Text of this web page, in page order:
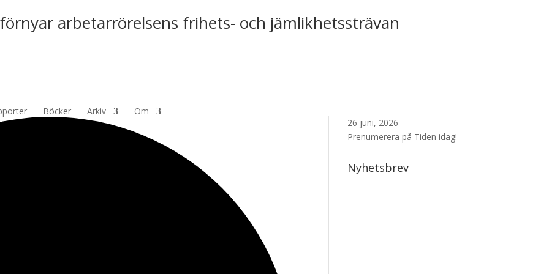
arbetarrörelsens frihets- och jämlikhetssträvan
Böcker Arkiv Om
26 juni, 2026
Prenumerera på Tiden idag!
Nyhetsbrev